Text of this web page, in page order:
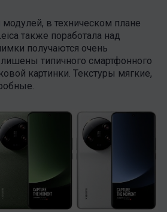
в техническом плане
также поработала над
получаются очень
типичного смартфонного
картинки. Текстуры мягкие,